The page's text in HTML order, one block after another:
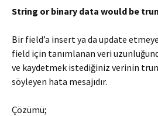
String or binary data would be
Bir field’a insert ya da update
field için tanımlanan veri
ve kaydetmek istediğiniz verinin
söyleyen hata mesajıdır.
Çözümü;